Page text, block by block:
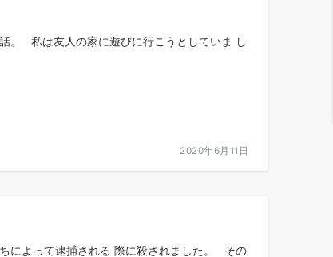
。 私は友人の家に遊びに行こうとしていま し
2020年6月11日
によって逮捕される 際に殺されました。 その